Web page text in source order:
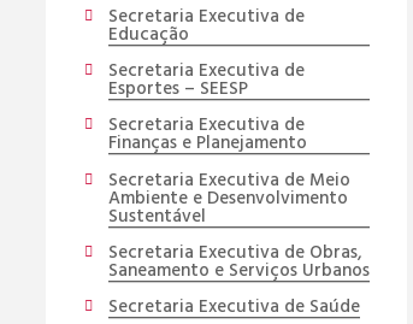
Secretaria Executiva de
Educação
Secretaria Executiva de
Esportes – SEESP
Secretaria Executiva de
Finanças e Planejamento
Secretaria Executiva de Meio
Ambiente e Desenvolvimento
Sustentável
Secretaria Executiva de Obras,
Saneamento e Serviços Urbanos
Secretaria Executiva de Saúde